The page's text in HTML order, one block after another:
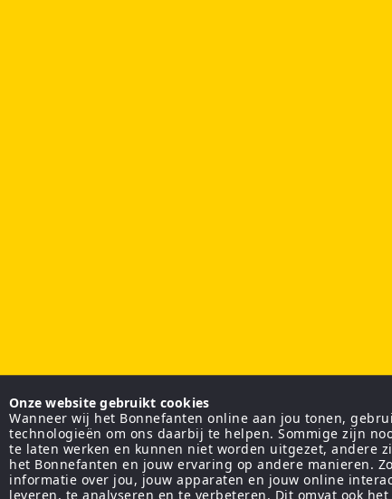
Onze website gebruikt cookies
Wanneer wij het Bonnefanten online aan jou tonen,
technologieën om ons daarbij te helpen. Sommige zijn
te laten werken en kunnen niet worden uitgezet, andere
het Bonnefanten en jouw ervaring op andere manieren.
informatie over jou, jouw apparaten en jouw online
leveren, te analyseren en te verbeteren. Dit omvat ook